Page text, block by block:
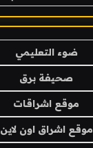
ضوء التعليمي
صحيفة برق
موقع اشراقات
موقع اشراق اون لاين